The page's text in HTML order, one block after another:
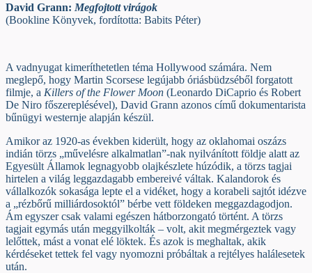
David Grann: Megfojtott virágok
(Bookline Könyvek, fordította: Babits Péter)
A vadnyugat kimeríthetetlen téma Hollywood számára. Nem
meglepő, hogy Martin Scorsese legújabb óriásbüdzséből forgatott
filmje, a Killers of the Flower Moon (Leonardo DiCaprio és Robert
De Niro főszereplésével), David Grann azonos című dokumentarista
bűnügyi westernje alapján készül.
Amikor az 1920-as években kiderült, hogy az oklahomai oszázs
indián törzs „művelésre alkalmatlan”-nak nyilvánított földje alatt az
Egyesült Államok legnagyobb olajkészlete húzódik, a törzs tagjai
hirtelen a világ leggazdagabb embereivé váltak. Kalandorok és
vállalkozók sokasága lepte el a vidéket, hogy a korabeli sajtót idézve
a „rézbőrű milliárdosoktól” bérbe vett földeken meggazdagodjon.
Ám egyszer csak valami egészen hátborzongató történt. A törzs
tagjait egymás után meggyilkolták – volt, akit megmérgeztek vagy
lelőttek, mást a vonat elé löktek. És azok is meghaltak, akik
kérdéseket tettek fel vagy nyomozni próbáltak a rejtélyes halálesetek
után.